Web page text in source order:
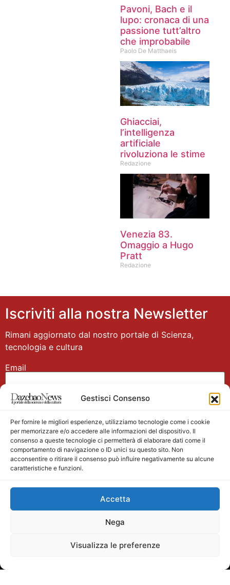
Gestisci Consenso
Per fornire le migliori esperienze, utilizziamo tecnologie come i cookie
per memorizzare e/o accedere alle informazioni del dispositivo. Il
consenso a queste tecnologie ci permetterà di elaborare dati come il
comportamento di navigazione o ID unici su questo sito. Non
acconsentire o ritirare il consenso può influire negativamente su alcune
caratteristiche e funzioni.
Accetta
Nega
Visualizza le preferenze
Pavoni, Bach e il
lupo: cronaca di una
passione tutt’altro
che improbabile
Paolo De Matthaeis
Ghiacciai,
l’intelligenza
artificiale
rivoluziona le stime
Redazione
Venezia 83.
Omaggio a Hugo
Pratt
Redazione
Iscriviti alla nostra Newsletter
Rimani aggiornato dal nostro portale di Scienza,
tecnologia e cultura
Email
Nome
Main partner
Testata giornalistica registrata presso il Tribunale di